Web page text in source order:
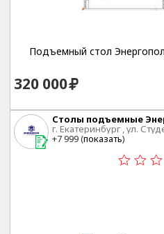
Подъемный стол
320 000
Столы подъемные
г. Екатеринбург , ул.
+7 999 (показать)